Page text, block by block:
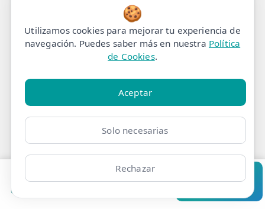
Clínicas
Tratamiento de
Fisioterapia para Dolor
Muscular en Muslo
Pedir cita Consultar
🍪
Utilizamos cookies para mejorar tu experiencia de
navegación. Puedes saber más en nuestra Política
de Cookies.
Aceptar
Solo necesarias
Rechazar